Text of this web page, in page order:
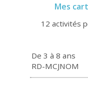
Mes
12 activités
De 3 à 8 ans
RD-MCJNOM